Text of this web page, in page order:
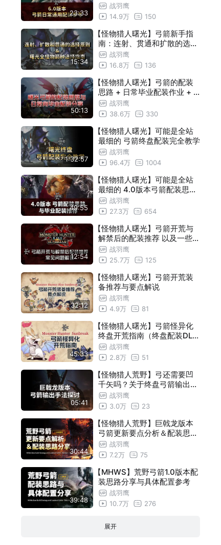
23:33
战羽鹰
14.9万
150
15:34
【怪物猎人曙光】弓箭新手指
南：连射、贯通和扩散的选择
原则＆曙光终盘全怪物箭种选
择百科
战羽鹰
16.8万
136
50:13
【怪物猎人曙光】弓箭的配装
思路 + 日常毕业配装作业 +
新技能与新要素解读（10.0.0
2版本）
战羽鹰
38.6万
330
1:32:57
【怪物猎人曙光】可能是全站
最细的 弓箭终盘配装完全教学
战羽鹰
96.4万
1004
49:55
【怪物猎人曙光】可能是全站
最细的 4.0版本弓箭配装思路
与毕业配装推荐
战羽鹰
27.3万
654
12:54
【怪物猎人曙光】弓箭开荒与
解禁后的配装推荐 以及一些常
见问题解答
战羽鹰
25.7万
125
32:12
【怪物猎人曙光】弓箭开荒装
备推荐与要点解说
战羽鹰
4.9万
81
45:33
【怪物猎人曙光】弓箭怪异化
终盘开荒指南（终盘配装DLC
） 战羽鹰
2.8万
51
05:41
【怪物猎人荒野】弓还需要凹
千矢吗？关于终盘弓箭输出手
法的探讨
战羽鹰
3.0万
23
30:44
【怪物猎人荒野】巨戟龙版本
弓箭更新要点分析＆配装思路
分享战羽鹰
7.2万
75
39:48
【MHWS】荒野弓箭1.0版本配
装思路分享与具体配置参考
战羽鹰
10.7万
276
展开